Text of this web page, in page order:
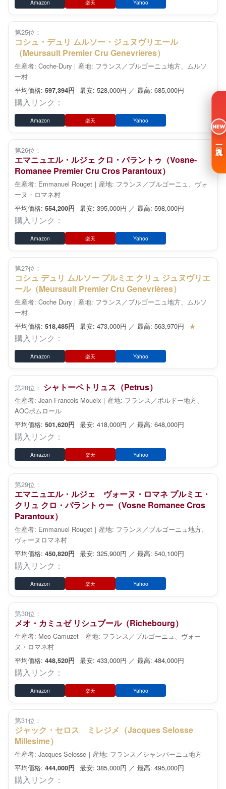
Amazon 楽天 Yahoo
第25位：
コシュ・デュリ ムルソー・ジュヌヴリエール
（Meursault Premier Cru Genevrieres）
生産者: Coche-Dury｜産地: フランス／ブルゴーニュ地方、ムルソ
ー村
平均価格: 597,394円 最安: 528,000円 ／ 最高: 685,000円
購入リンク：
Amazon 楽天 Yahoo
第26位：
エマニュエル・ルジェ クロ・パラントゥ（Vosne-
Romanee Premier Cru Cros Parantoux）
生産者: Emmanuel Rouget｜産地: フランス／ブルゴーニュ、ヴォ
ーヌ・ロマネ村
平均価格: 554,200円 最安: 395,000円 ／ 最高: 598,000円
購入リンク：
Amazon 楽天 Yahoo
第27位：
コシュ デュリ ムルソー プルミエ クリュ ジュヌヴリエ
ール（Meursault Premier Cru Genevrières）
生産者: Coche Dury｜産地: フランス／ブルゴーニュ地方、ムルソ
ー村
平均価格: 518,485円 最安: 473,000円 ／ 最高: 563,970円 ★
購入リンク：
Amazon 楽天 Yahoo
第28位： シャトーペトリュス（Petrus）
生産者: Jean-Francois Moueix｜産地: フランス／ボルドー地方、
AOCポムロール
平均価格: 501,620円 最安: 418,000円 ／ 最高: 648,000円
購入リンク：
Amazon 楽天 Yahoo
第29位：
エマニュエル・ルジェ ヴォーヌ・ロマネ プルミエ・
クリュ クロ・パラントゥー（Vosne Romanee Cros
Parantoux）
生産者: Emmanuel Rouget｜産地: フランス／ブルゴーニュ地方、
ヴォーヌロマネ村
平均価格: 450,820円 最安: 325,900円 ／ 最高: 540,100円
購入リンク：
Amazon 楽天 Yahoo
第30位：
メオ・カミュゼ リシュブール（Richebourg）
生産者: Meo-Camuzet｜産地: フランス／ブルゴーニュ、ヴォー
ヌ・ロマネ村
平均価格: 448,520円 最安: 433,000円 ／ 最高: 484,000円
購入リンク：
Amazon 楽天 Yahoo
第31位：
ジャック・セロス ミレジメ（Jacques Selosse
Millesime）
生産者: Jacques Selosse｜産地: フランス／シャンパーニュ地方
平均価格: 444,000円 最安: 385,000円 ／ 最高: 495,000円
購入リンク：
NEW